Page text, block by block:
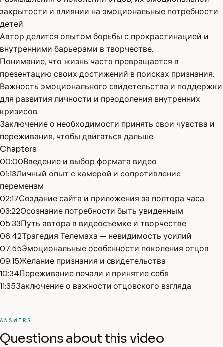
закрытости и влиянии на эмоциональные потребности
детей.
Автор делится опытом борьбы с прокрастинацией и
внутренними барьерами в творчестве.
Понимание, что жизнь часто превращается в
презентацию своих достижений в поисках признания.
Важность эмоционального свидетельства и поддержки
для развития личности и преодоления внутренних
кризисов.
Заключение о необходимости принять свои чувства и
переживания, чтобы двигаться дальше.
Chapters
00:00Введение и выбор формата видео
01:13Личный опыт с камерой и сопротивление
переменам
02:17Создание сайта и приложения за полтора часа
03:22Осознание потребности быть увиденным
05:33Путь автора в видеосъемке и творчестве
06:42Трагедия Телемаха — невидимость усилий
07:55Эмоциональные особенности поколения отцов
09:15Желание признания и свидетельства
10:34Переживание печали и принятие себя
11:35Заключение о важности отцовского взгляда
ANSWERS
Questions about this video